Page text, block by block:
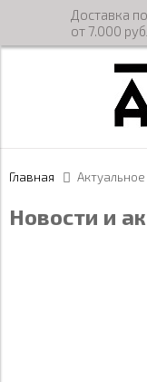
Доставка
от 7.000
Главная Актуальное
Новости и